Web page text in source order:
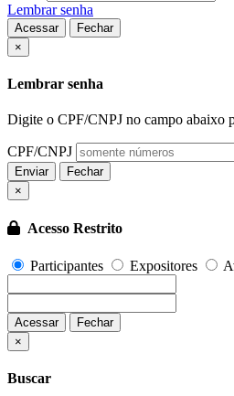
Lembrar senha
Acessar
Fechar
×
Lembrar senha
Digite o CPF/CNPJ no campo abaixo
CPF/CNPJ
Enviar
Fechar
×
Acesso Restrito
Participantes Expositores
Acessar
Fechar
×
Buscar